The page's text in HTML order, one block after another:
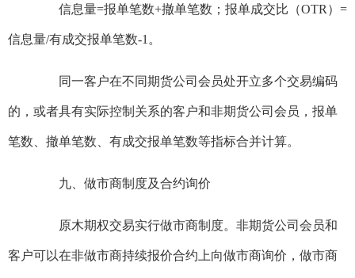
信息量=报单笔数+撤单笔数；报单成交比（OTR）=
信息量/有成交报单笔数-1。
同一客户在不同期货公司会员处开立多个交易编码
的，或者具有实际控制关系的客户和非期货公司会员，报单
笔数、撤单笔数、有成交报单笔数等指标合并计算。
九、做市商制度及合约询价
原木期权交易实行做市商制度。非期货公司会员和
客户可以在非做市商持续报价合约上向做市商询价，做市商